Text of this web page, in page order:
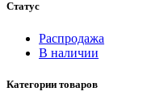
Статус
Распродажа
В наличии
Категории товаров